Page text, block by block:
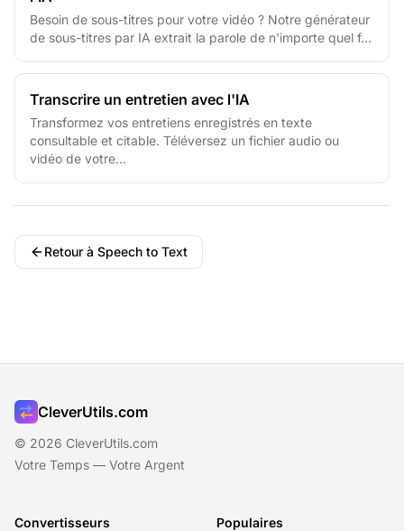
Besoin de sous-titres pour votre vidéo ? Notre générateur
de sous-titres par IA extrait la parole de n'importe quel f...
Transcrire un entretien avec l'IA
Transformez vos entretiens enregistrés en texte
consultable et citable. Téléversez un fichier audio ou
vidéo de votre...
Retour à Speech to Text
CleverUtils.com
© 2026 CleverUtils.com
Votre Temps — Votre Argent
Convertisseurs Populaires